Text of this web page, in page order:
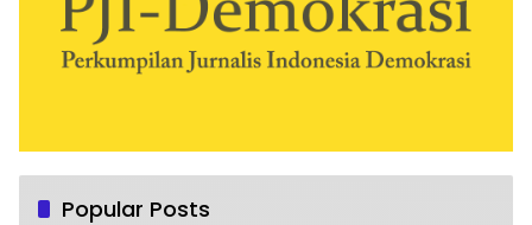
Popular Posts